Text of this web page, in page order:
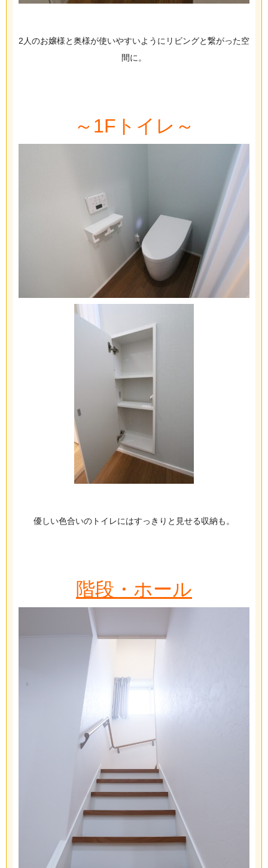
2人のお嬢様と奥様が使いやすいようにリビングと繋がった空
間に。
～1Fトイレ～
優しい色合いのトイレにはすっきりと見せる収納も。
階段・ホール